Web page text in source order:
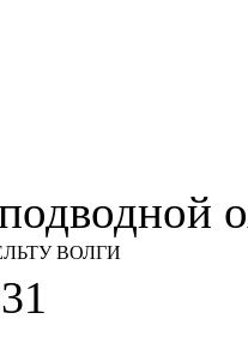
ВОЛГИ